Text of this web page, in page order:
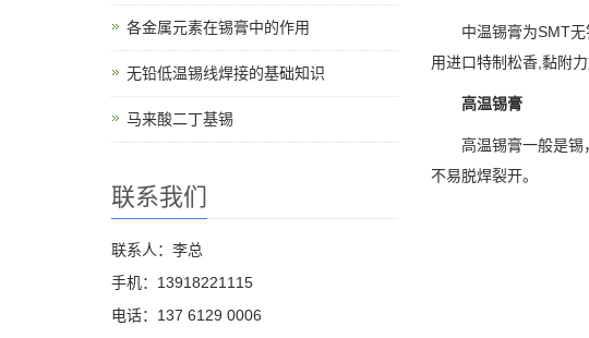
中温锡膏为SMT无铅
用进口特制松香,黏附
高温锡膏
高温锡膏一般是锡，
不易脱焊裂开。
各金属元素在锡膏中的作用
无铅低温锡线焊接的基础知识
马来酸二丁基锡
联系我们
联系人：李总
手机：13918221115
电话：137 6129 0006